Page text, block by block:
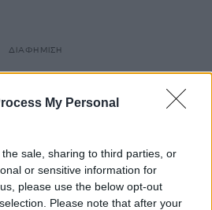
My Personal
sale, sharing to third parties, or
or sensitive information for
please use the below opt-out
Please note that after your
ΔΙΑΦΗΜΙΣΗ